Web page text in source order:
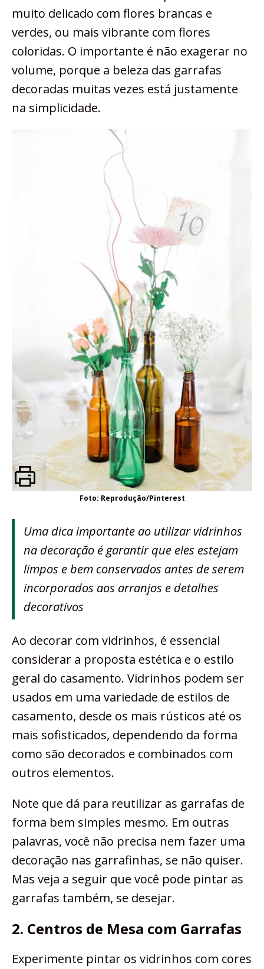
muito delicado com flores brancas e
verdes, ou mais vibrante com flores
coloridas. O importante é não exagerar no
volume, porque a beleza das garrafas
decoradas muitas vezes está justamente
na simplicidade.
Foto: Reprodução/Pinterest
Uma dica importante ao utilizar vidrinhos
na decoração é garantir que eles estejam
limpos e bem conservados antes de serem
incorporados aos arranjos e detalhes
decorativos
Ao decorar com vidrinhos, é essencial
considerar a proposta estética e o estilo
geral do casamento. Vidrinhos podem ser
usados em uma variedade de estilos de
casamento, desde os mais rústicos até os
mais sofisticados, dependendo da forma
como são decorados e combinados com
outros elementos.
Note que dá para reutilizar as garrafas de
forma bem simples mesmo. Em outras
palavras, você não precisa nem fazer uma
decoração nas garrafinhas, se não quiser.
Mas veja a seguir que você pode pintar as
garrafas também, se desejar.
2. Centros de Mesa com Garrafas
Experimente pintar os vidrinhos com cores